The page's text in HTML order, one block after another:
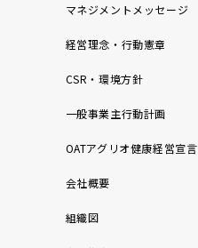
マネジメントメッセージ
経営理念・行動憲章
CSR・環境方針
一般事業主行動計画
OATアグリオ健康経営宣言
会社概要
組織図